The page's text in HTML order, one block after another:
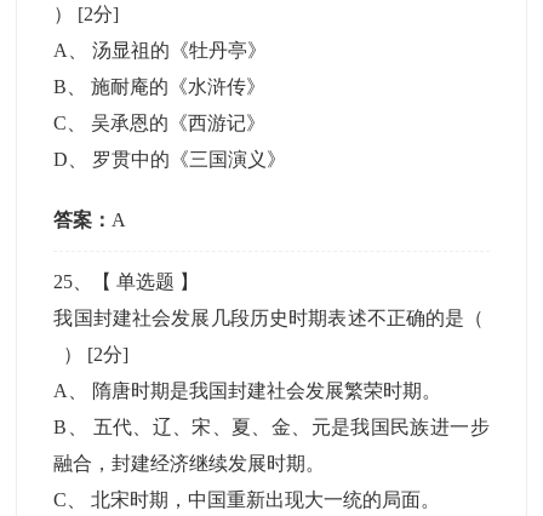
） [2分]
A
、汤显祖的《牡丹亭》
B 、施耐庵的《水浒传》
C 、吴承恩的《西游记》
D
罗贯中的《三国演义》
答案： A
25 、【单选题 】
我国封建社会发展几段历史时期表述不正确的是（
） [2分]
A
隋唐时期是我国封建社会发展繁荣时期。
B
五代、辽、宋、夏、金、元是我国民族进一步
融合，封建经济继续发展时期。
C 、北宋时期，中国重新出现大一统的局面。